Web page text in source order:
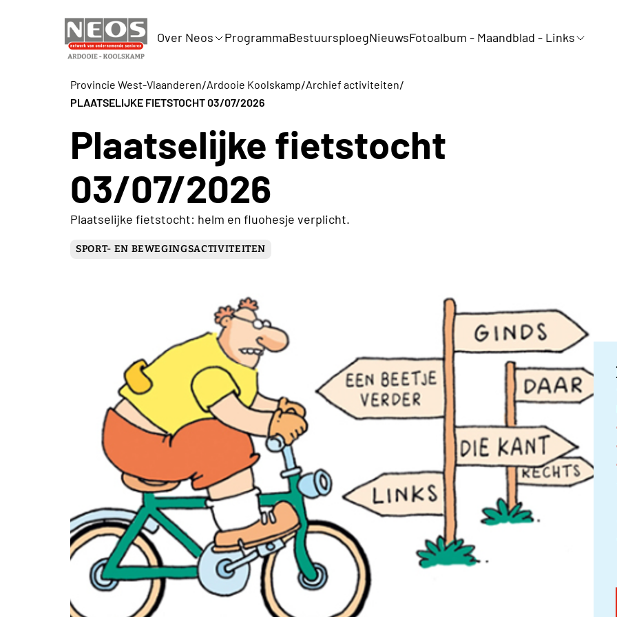
Over Neos ProgrammaBestuursploegNieuwsFotoalbum - Maandblad - Links
Provincie West-Vlaanderen/Ardooie Koolskamp/Archief activiteiten/
PLAATSELIJKE FIETSTOCHT 03/07/2026
Plaatselijke fietstocht
03/07/2026
Plaatselijke fietstocht: helm en fluohesje verplicht.
SPORT- EN BEWEGINGSACTIVITEITEN